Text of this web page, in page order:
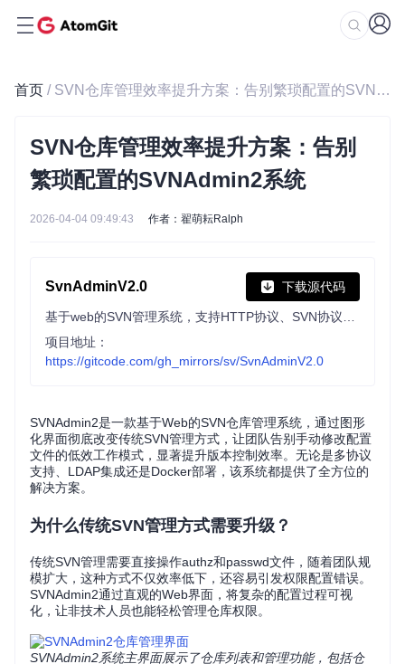
首页 / SVN仓库管理效率提升方案：告别繁琐配置的SVNAdmin2系统
SVN仓库管理效率提升方案：告别
繁琐配置的SVNAdmin2系统
2026-04-04 09:49:43 作者：翟萌耘Ralph
SvnAdminV2.0 下载源代码
项目地址：
https://gitcode.com/gh_mirrors/sv/SvnAdminV2.0
SVNAdmin2是一款基于Web的SVN仓库管理系统，通过图形
化界面彻底改变传统SVN管理方式，让团队告别手动修改配置
文件的低效工作模式，显著提升版本控制效率。无论是多协议
支持、LDAP集成还是Docker部署，该系统都提供了全方位的
解决方案。
为什么传统SVN管理方式需要升级？
传统SVN管理需要直接操作authz和passwd文件，随着团队规
模扩大，这种方式不仅效率低下，还容易引发权限配置错误。
SVNAdmin2通过直观的Web界面，将复杂的配置过程可视
化，让非技术人员也能轻松管理仓库权限。
SVNAdmin2系统主界面展示了仓库列表和管理功能，包括仓